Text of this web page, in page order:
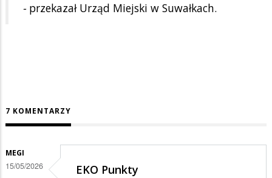
- przekazał Urząd Miejski w Suwałkach.
7 KOMENTARZY
MEGI
15/05/2026 EKO Punkty